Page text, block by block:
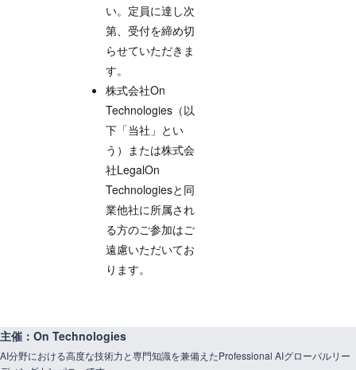
い。定員に達し次
第、受付を締め切
らせていただきま
す。
株式会社On
Technologies（以
下「当社」とい
う）または株式会
社LegalOn
Technologiesと同
業他社に所属され
る方のご参加はご
遠慮いただいてお
ります。
主催：On Technologies
AI分野における高度な技術力と専門知識を兼備えたProfessional AIグローバルリー